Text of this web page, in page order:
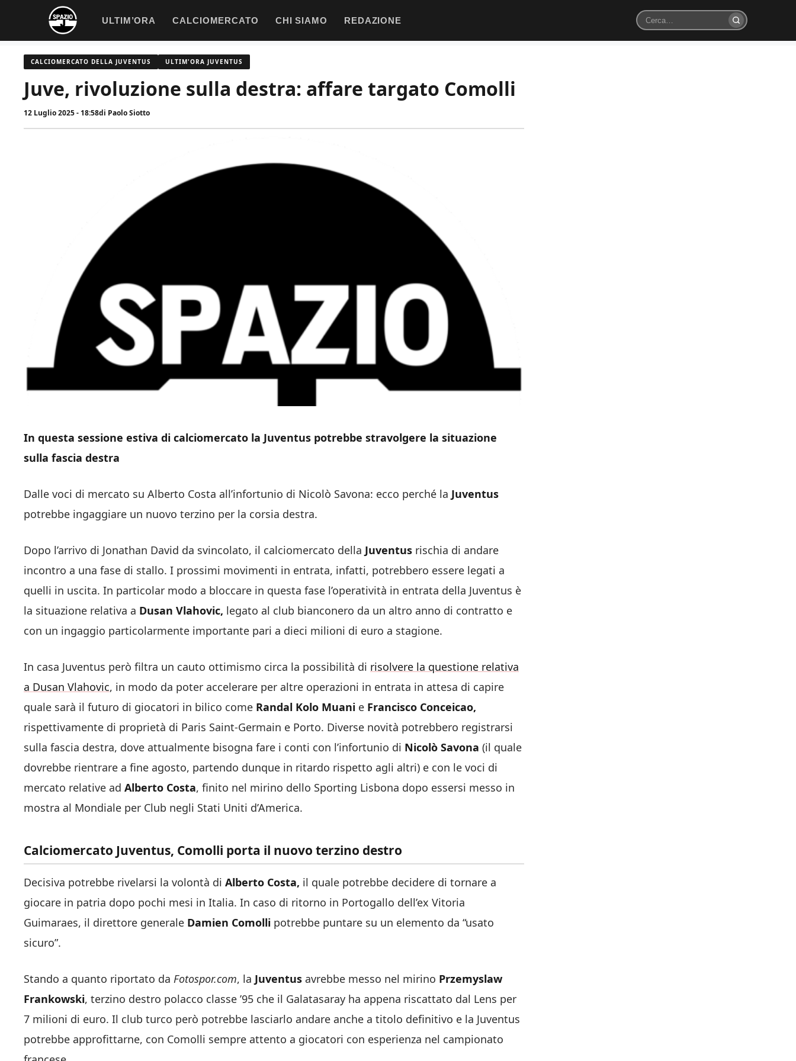
contenuto
ULTIM’ORA CALCIOMERCATO CHI SIAMO REDAZIONE
Cerca
CALCIOMERCATO DELLA JUVENTUS ULTIM'ORA JUVENTUS
Juve, rivoluzione sulla destra: affare targato Comolli
12 Luglio 2025 - 18:58di Paolo Siotto
In questa sessione estiva di calciomercato la Juventus potrebbe stravolgere la situazione
sulla fascia destra
Dalle voci di mercato su Alberto Costa all’infortunio di Nicolò Savona: ecco perché la Juventus
potrebbe ingaggiare un nuovo terzino per la corsia destra.
Dopo l’arrivo di Jonathan David da svincolato, il calciomercato della Juventus rischia di andare
incontro a una fase di stallo. I prossimi movimenti in entrata, infatti, potrebbero essere legati a
quelli in uscita. In particolar modo a bloccare in questa fase l’operatività in entrata della Juventus è
la situazione relativa a Dusan Vlahovic, legato al club bianconero da un altro anno di contratto e
con un ingaggio particolarmente importante pari a dieci milioni di euro a stagione.
In casa Juventus però filtra un cauto ottimismo circa la possibilità di risolvere la questione relativa
a Dusan Vlahovic, in modo da poter accelerare per altre operazioni in entrata in attesa di capire
quale sarà il futuro di giocatori in bilico come Randal Kolo Muani e Francisco Conceicao,
rispettivamente di proprietà di Paris Saint-Germain e Porto. Diverse novità potrebbero registrarsi
sulla fascia destra, dove attualmente bisogna fare i conti con l’infortunio di Nicolò Savona (il quale
dovrebbe rientrare a fine agosto, partendo dunque in ritardo rispetto agli altri) e con le voci di
mercato relative ad Alberto Costa, finito nel mirino dello Sporting Lisbona dopo essersi messo in
mostra al Mondiale per Club negli Stati Uniti d’America.
Calciomercato Juventus, Comolli porta il nuovo terzino destro
Decisiva potrebbe rivelarsi la volontà di Alberto Costa, il quale potrebbe decidere di tornare a
giocare in patria dopo pochi mesi in Italia. In caso di ritorno in Portogallo dell’ex Vitoria
Guimaraes, il direttore generale Damien Comolli potrebbe puntare su un elemento da “usato
sicuro”.
Stando a quanto riportato da Fotospor.com, la Juventus avrebbe messo nel mirino Przemyslaw
Frankowski, terzino destro polacco classe ’95 che il Galatasaray ha appena riscattato dal Lens per
7 milioni di euro. Il club turco però potrebbe lasciarlo andare anche a titolo definitivo e la Juventus
potrebbe approfittarne, con Comolli sempre attento a giocatori con esperienza nel campionato